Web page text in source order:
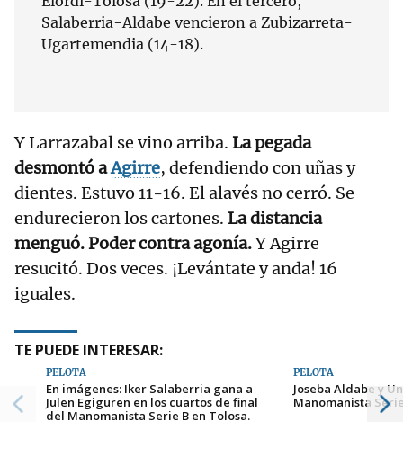
Salaberria-Aldabe vencieron a Zubizarreta-
Ugartemendia (14-18).
Y Larrazabal se vino arriba. La pegada
desmontó aAgirre, defendiendo con uñas y
dientes. Estuvo 11-16. El alavés no cerró. Se
endurecieron los cartones. La distancia
menguó. Poder contra agonía.Y Agirre
resucitó. Dos veces. ¡Levántate y anda! 16
iguales.
TE PUEDE INTERESAR:
PELOTA
En imágenes: Iker Salaberria gana a
Julen Egiguren en los cuartos de final
del Manomanista Serie B en Tolosa.
PELOTA
Joseba Aldabe y
Manomanista